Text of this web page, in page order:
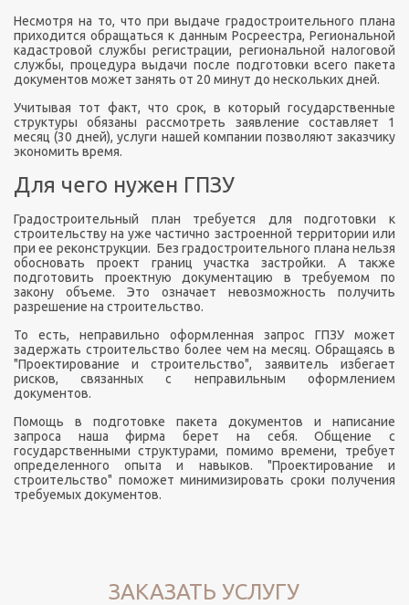
Несмотря на то, что при выдаче градостроительного плана
приходится обращаться к данным Росреестра, Региональной
кадастровой службы регистрации, региональной налоговой
службы, процедура выдачи после подготовки всего пакета
документов может занять от 20 минут до нескольких дней.
Учитывая тот факт, что срок, в который государственные
структуры обязаны рассмотреть заявление составляет 1
месяц (30 дней), услуги нашей компании позволяют заказчику
экономить время.
Для чего нужен ГПЗУ
Градостроительный план требуется для подготовки к
строительству на уже частично застроенной территории или
при ее реконструкции. Без градостроительного плана нельзя
обосновать проект границ участка застройки. А также
подготовить проектную документацию в требуемом по
закону объеме. Это означает невозможность получить
разрешение на строительство.
То есть, неправильно оформленная запрос ГПЗУ может
задержать строительство более чем на месяц. Обращаясь в
"Проектирование и строительство", заявитель избегает
рисков, связанных с неправильным оформлением
документов.
Помощь в подготовке пакета документов и написание
запроса наша фирма берет на себя. Общение с
государственными структурами, помимо времени, требует
определенного опыта и навыков. "Проектирование и
строительство" поможет минимизировать сроки получения
требуемых документов.
ЗАКАЗАТЬ УСЛУГУ